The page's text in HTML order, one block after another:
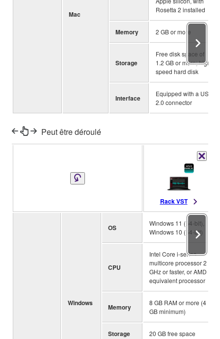
Mac
Rosetta 2 installed
Memory 2 GB or more
Storage
Free disk space of
1.2 GB or more; high-
speed hard disk
Interface
Equipped with a USB
2.0 connector
Peut être déroulé
Rack VST
Windows
OS
Windows 11 (64-bit),
Windows 10 (64-bit)
CPU
Intel Core i-series
multicore processor 2
GHz or faster, or AMD
equivalent processor
Memory
8 GB RAM or more (4
GB minimum)
Storage 20 GB free space